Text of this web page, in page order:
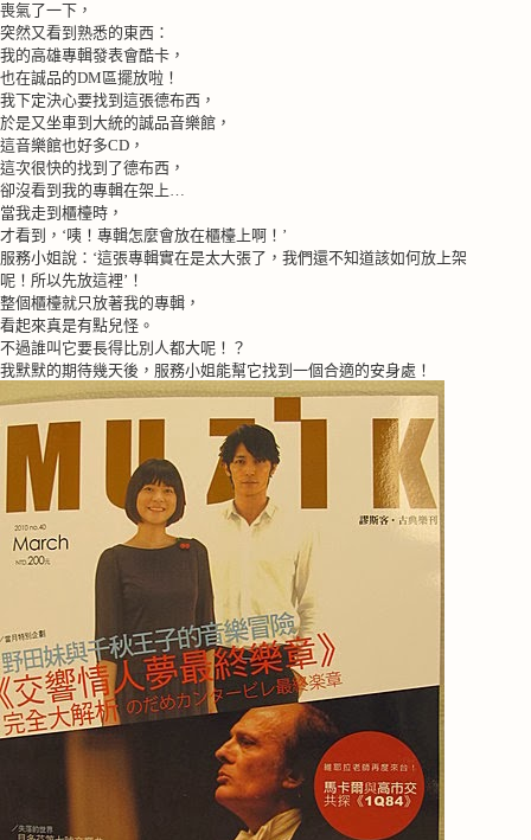
喪氣了一下，
突然又看到熟悉的東西：
我的高雄專輯發表會酷卡，
也在誠品的DM區擺放啦！
我下定決心要找到這張德布西，
於是又坐車到大統的誠品音樂館，
這音樂館也好多CD ，
這次很快的找到了德布西，
卻沒看到我的專輯在架上…
當我走到櫃檯時，
才看到，‘咦！專輯怎麼會放在櫃檯上啊！’
服務小姐說：‘這張專輯實在是太大張了，我們還不知道該如何放上架
呢！所以先放這裡’！
整個櫃檯就只放著我的專輯，
看起來真是有點兒怪。
不過誰叫它要長得比別人都大呢！？
我默默的期待幾天後，服務小姐能幫它找到一個合適的安身處！